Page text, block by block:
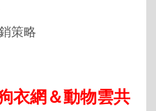
策略
衣網＆動物雲共